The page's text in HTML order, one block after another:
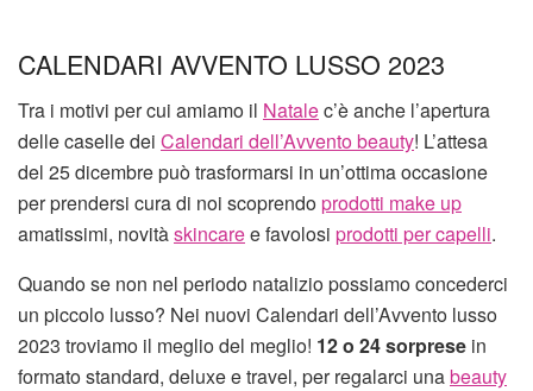
CALENDARI AVVENTO LUSSO 2023
Tra i motivi per cui amiamo il Natalec’è anche l’apertura
delle caselle dei Calendari dell’Avvento beauty! L’attesa
del 25 dicembre può trasformarsi in un’ottima occasione
per prendersi cura di noi scoprendoprodotti make up
amatissimi, novitàskincaree favolosi prodotti per capelli.
Quando se non nel periodo natalizio possiamo concederci
un piccolo lusso? Nei nuovi Calendari dell’Avvento lusso
2023 troviamo il meglio del meglio! 12 o 24 sorprese in
formato standard, deluxe e travel, per regalarci unabeauty